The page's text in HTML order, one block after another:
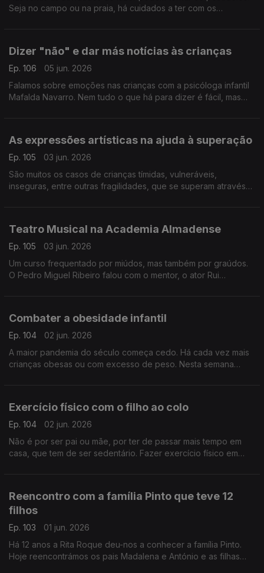
Seja no campo ou na praia, há cuidados a ter com os
Dizer "não" e dar más notícias às crianças
Ep. 106
05 jun. 2026
Falamos sobre emoções nas crianças com a psicóloga infantil
Mafalda Navarro. Nem tudo o que há para dizer é fácil, mas
As expressões artísticas na ajuda à superação
Ep. 105
03 jun. 2026
São muitos os casos de crianças tímidas, vulneráveis,
inseguras, entre outras fragilidades, que se superam através
Teatro Musical na Academia Almadense
Ep. 105
03 jun. 2026
Um curso frequentado por miúdos, mas também por graúdos.
O Pedro Miguel Ribeiro falou com o mentor, o ator Rui
Combater a obesidade infantil
Ep. 104
02 jun. 2026
A maior pandemia do século começa cedo. Há cada vez mais
crianças obesas ou com excesso de peso. Nesta semana
Exercício físico com o filho ao colo
Ep. 104
02 jun. 2026
Não é por ser pai ou mãe, por ter de passar mais tempo em
casa, que tem de ser sedentário. Fazer exercício físico em
Reencontro com a família Pinto que teve 12
filhos
Ep. 103
01 jun. 2026
Há 12 anos a Rita Roque deu-nos a conhecer a família Pinto.
Hoje reencontrámos os pais Madalena e António e as filhas